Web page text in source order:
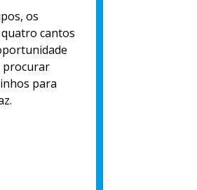
os
cantos
procurar
para